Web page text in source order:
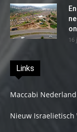
16
Links
Maccabi Nederland
Nieuw Israelietisch